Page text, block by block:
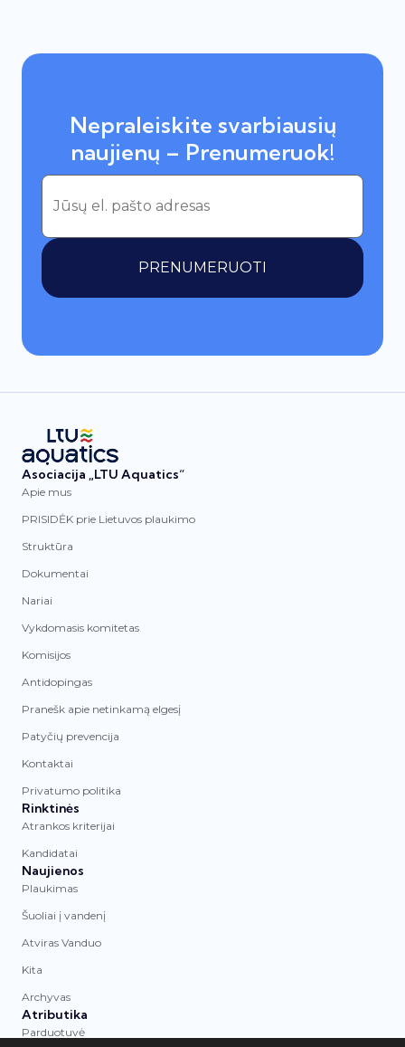
Nepraleiskite svarbiausių
naujienų – Prenumeruok!
PRENUMERUOTI
Asociacija „LTU Aquatics“
Apie mus
PRISIDĖK prie Lietuvos plaukimo
Struktūra
Dokumentai
Nariai
Vykdomasis komitetas
Komisijos
Antidopingas
Pranešk apie netinkamą elgesį
Patyčių prevencija
Kontaktai
Privatumo politika
Rinktinės
Atrankos kriterijai
Kandidatai
Naujienos
Plaukimas
Šuoliai į vandenį
Atviras Vanduo
Kita
Archyvas
Atributika
Parduotuvė